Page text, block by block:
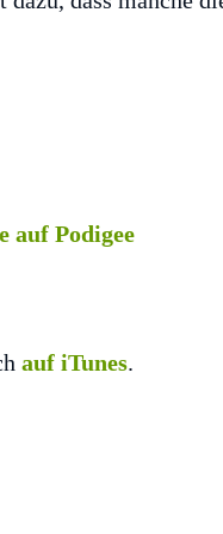
auf Podigee
auf iTunes.